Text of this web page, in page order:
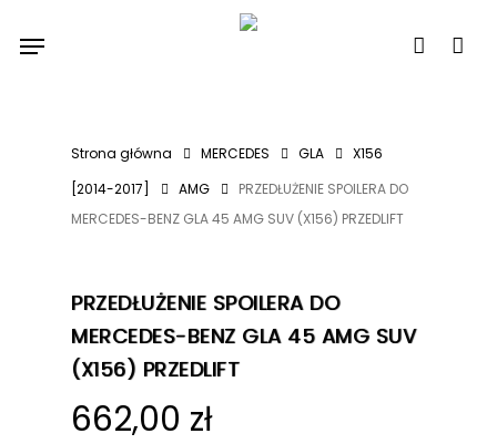
main
account
Menu
Strona główna MERCEDES GLA
X156
[2014-2017]
AMG
PRZEDŁUŻENIE SPOILERA DO
MERCEDES-BENZ GLA 45 AMG SUV (X156) PRZEDLIFT
PRZEDŁUŻENIE SPOILERA DO
MERCEDES-BENZ GLA 45 AMG SUV
(X156) PRZEDLIFT
662,00 zł